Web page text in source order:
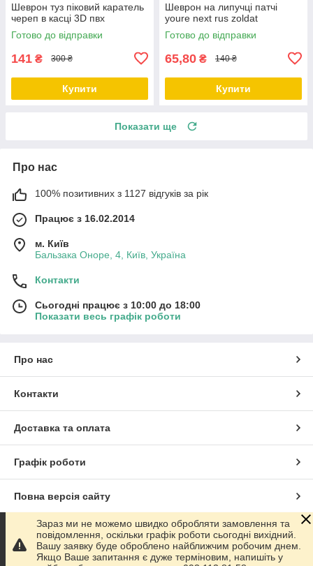
Шеврон туз піковий каратель
череп в касці 3D пвх
Готово до відправки
141 ₴ 300 ₴
Купити
Шеврон на липучці патчі
youre next rus zoldat
Готово до відправки
65,80 ₴ 140 ₴
Купити
Показати ще
Про нас
100% позитивних з 1127 відгуків за рік
Працює з 16.02.2014
м. Київ
Бальзака Оноре, 4, Київ, Україна
Контакти
Сьогодні працює з 10:00 до 18:00
Показати весь графік роботи
Про нас
Контакти
Доставка та оплата
Графік роботи
Повна версія сайту
Сайт створено на маркетплейсіProm.ua
Зараз ми не можемо швидко обробляти замовлення та
повідомлення, оскільки графік роботи сьогодні вихідний.
Вашу заявку буде оброблено найближчим робочим днем.
Якщо Ваше запитання є дуже терміновим, напишіть у